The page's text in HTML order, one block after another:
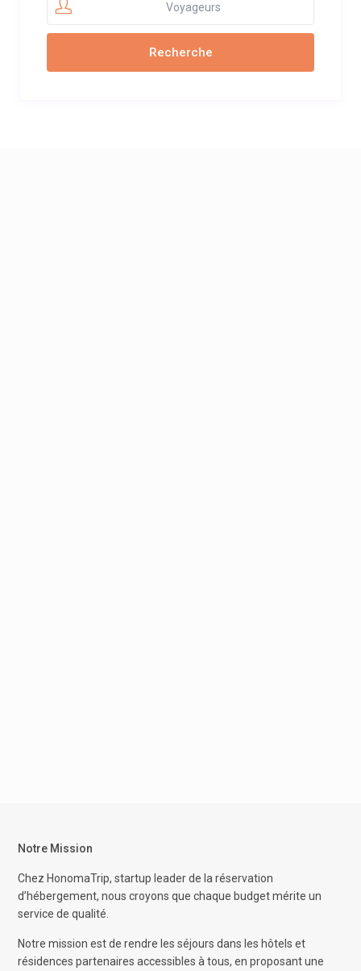
Voyageurs
Notre Mission
Chez HonomaTrip, startup leader de la réservation
d’hébergement, nous croyons que chaque budget mérite un
service de qualité.
Notre mission est de rendre les séjours dans les hôtels et
résidences partenaires accessibles à tous, en proposant une